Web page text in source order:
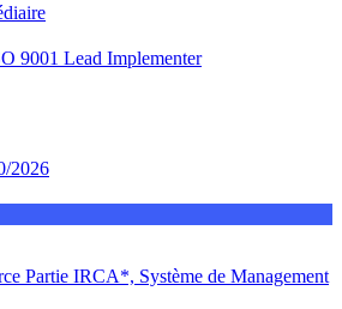
9001 Lead Implementer
2026
Partie IRCA*, Système de Management